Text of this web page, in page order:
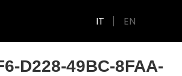
IT EN
D228-49BC-8FAA-